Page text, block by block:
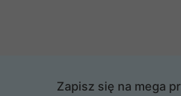
Zapisz się na mega